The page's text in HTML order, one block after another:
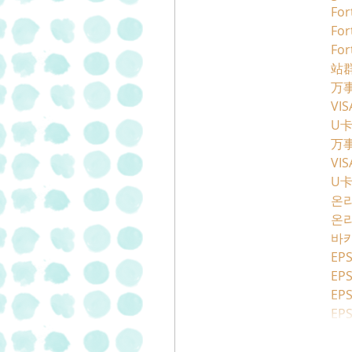
站
万
U
万
U
온
온
바